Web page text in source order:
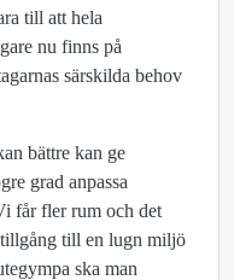
till att hela
nu finns på
särskilda behov
bättre kan ge
grad anpassa
får fler rum och det
tillgång till en lugn miljö
ska man